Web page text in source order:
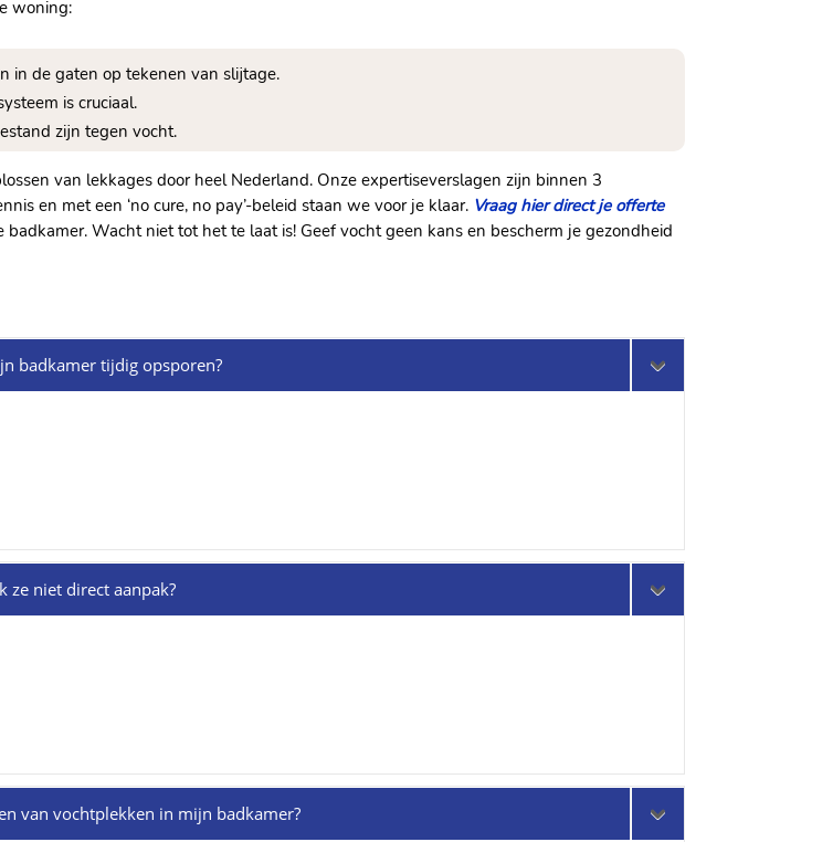
woning:
in de gaten op tekenen van slijtage.
is cruciaal.
zijn tegen vocht.
van lekkages door heel Nederland. Onze expertiseverslagen zijn binnen 3
en met een ‘no cure, no pay’-beleid staan we voor je klaar. Vraag hier direct je offerte
Wacht niet tot het te laat is! Geef vocht geen kans en bescherm je gezondheid
badkamer tijdig opsporen?
ze niet direct aanpak?
van vochtplekken in mijn badkamer?